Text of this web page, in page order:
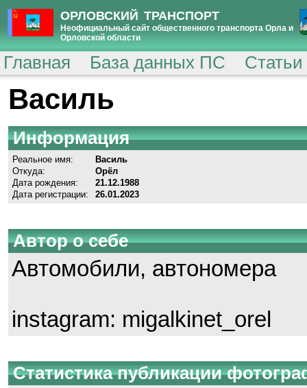
ОРЛОВСКИЙ ТРАНСПОРТ
Неофициальный сайт общественного транспорта Орла и
Орловской области
Главная База данных ПС
Василь
Информация
Реальное имя:
Василь
Откуда:
Орёл
Дата рождения:
21.12.1988
Дата регистрации:
26.01.2023
Автор о себе
Автомобили, автономера
instagram: migalkinet_orel
Статистика публикации